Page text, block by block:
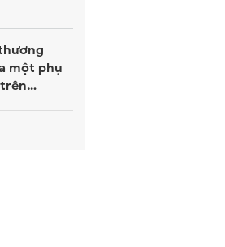
một phụ